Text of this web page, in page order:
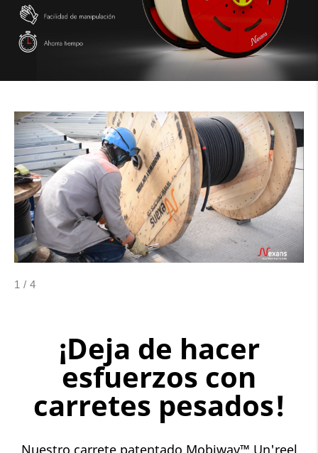
1 / 4
¡Deja de hacer
esfuerzos con
carretes pesados!
Nuestro carrete patentado Mobiway™ Un'reel